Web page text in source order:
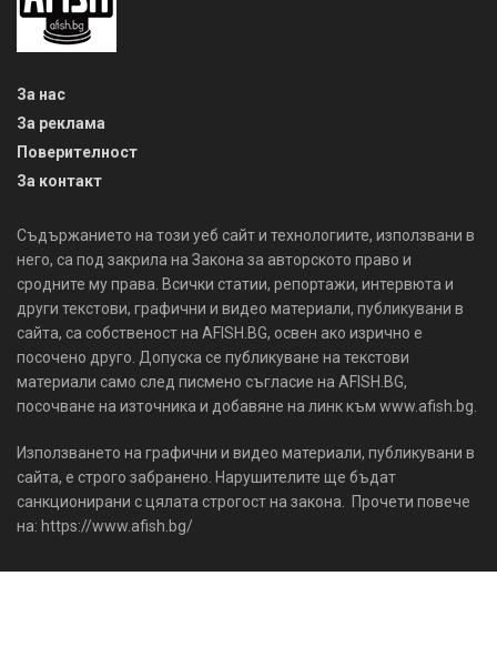
За нас
За реклама
Поверителност
За контакт
Съдържанието на този уеб сайт и технологиите, използвани в
него, са под закрила на Закона за авторското право и
сродните му права. Всички статии, репортажи, интервюта и
други текстови, графични и видео материали, публикувани в
сайта, са собственост на AFISH.BG, освен ако изрично е
посочено друго. Допуска се публикуване на текстови
материали само след писмено съгласие на AFISH.BG,
посочване на източника и добавяне на линк към www.afish.bg.
Използването на графични и видео материали, публикувани в
сайта, е строго забранено. Нарушителите ще бъдат
санкционирани с цялата строгост на закона. Прочети повече
на: https://www.afish.bg/